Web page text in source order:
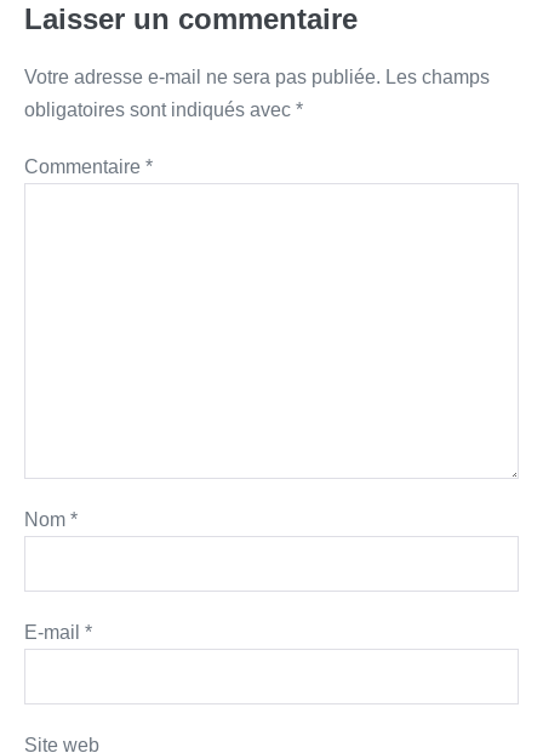
Laisser un commentaire
Votre adresse e-mail ne sera pas publiée. Les champs
obligatoires sont indiqués avec *
Commentaire *
Nom *
E-mail *
Site web